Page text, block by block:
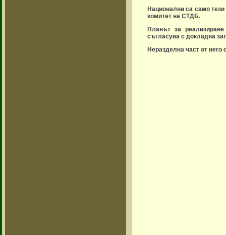
Национални са само
комитет на СТДБ.
Планът за
съгласува с докладна
Неразделна част от него